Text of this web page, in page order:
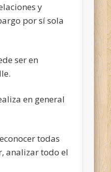
y
por sí sola
ser en
en general
todas
analizar todo el